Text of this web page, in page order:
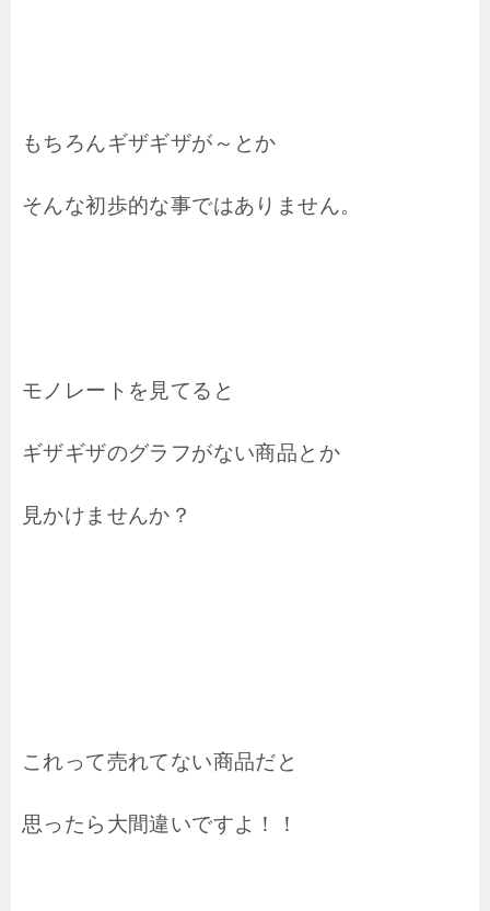
もちろんギザギザが～とか
そんな初歩的な事ではありません。
モノレートを見てると
ギザギザのグラフがない商品とか
見かけませんか？
これって売れてない商品だと
思ったら大間違いですよ！！